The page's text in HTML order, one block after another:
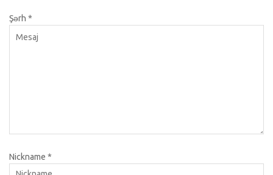
Şərh *
Nickname *